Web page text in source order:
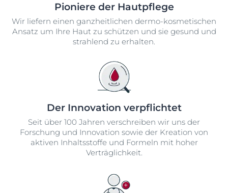
Pioniere der Hautpflege
Wir liefern einen ganzheitlichen dermo-kosmetischen
Ansatz um Ihre Haut zu schützen und sie gesund und
strahlend zu erhalten.
Der Innovation verpflichtet
Seit über 100 Jahren verschreiben wir uns der
Forschung und Innovation sowie der Kreation von
aktiven Inhaltsstoffe und Formeln mit hoher
Verträglichkeit.